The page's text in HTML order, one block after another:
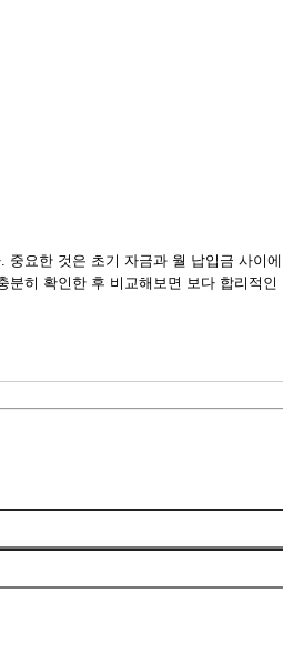
요한 것은 초기 자금과 월 납입금 사이에
히 확인한 후 비교해보면 보다 합리적인